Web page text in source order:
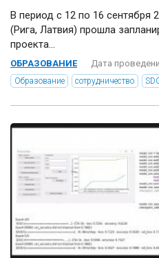
В период с 12 по 16 сентября
(Рига, Латвия) прошла
проекта...
ОБРАЗОВАНИЕ Дата
Образование сотрудничество